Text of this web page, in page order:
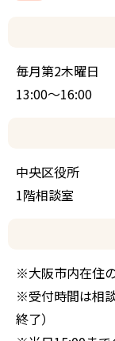
毎月第2木曜日
13:00～16:00
中央区役所
1階相談室
※大阪市内在住
※受付時間は相
終了）